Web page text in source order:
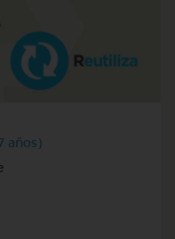
años)